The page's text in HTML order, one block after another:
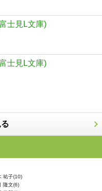
士見L文庫)
士見L文庫)
祐子(10)
隆文(6)